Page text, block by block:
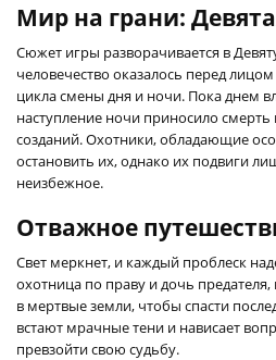
Мир на грани:
Сюжет игры разворачивается в
человечество оказалось перед
цикла смены дня и ночи. Пока днем
наступление ночи приносило
созданий. Охотники, обладающие
остановить их, однако их подвиги
неизбежное.
Отважное
Свет меркнет, и каждый проблеск
охотница по праву и дочь предателя,
в мертвые земли, чтобы спасти
встают мрачные тени и нависает
превзойти свою судьбу.